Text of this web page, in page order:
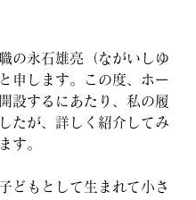
の永石雄亮（ながいしゆ
申します。この度、ホー
設するにあたり、私の履
たが、詳しく紹介してみ
す。
どもとして生まれて小さ